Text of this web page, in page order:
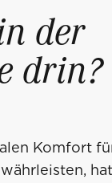
der
drin?
Komfort